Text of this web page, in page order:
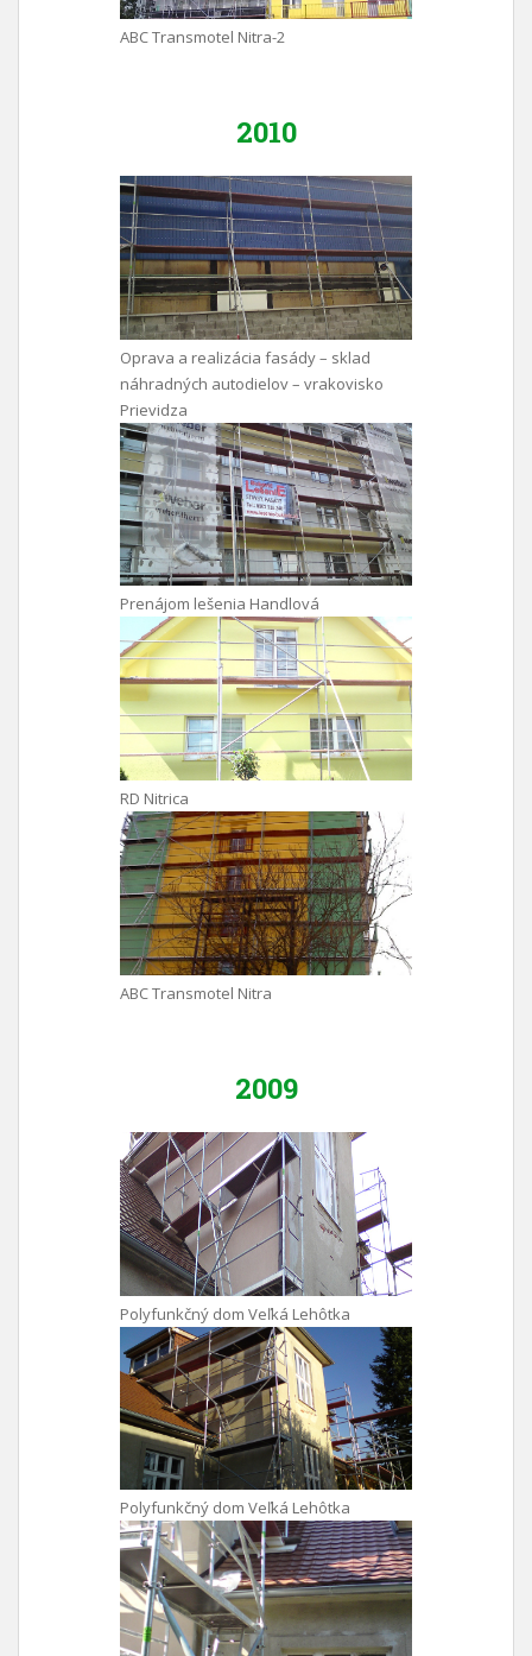
ABC Transmotel Nitra-2
2010
Oprava a realizácia fasády – sklad
náhradných autodielov – vrakovisko
Prievidza
Prenájom lešenia Handlová
RD Nitrica
ABC Transmotel Nitra
2009
Polyfunkčný dom Veľká Lehôtka
Polyfunkčný dom Veľká Lehôtka